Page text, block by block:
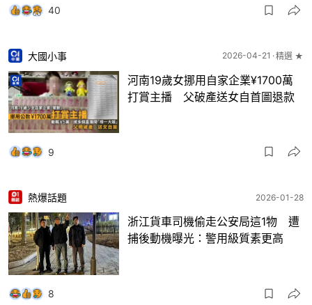
40
大國小事 2026-04-21 精選 ★
河南19歲女挪用自家企業¥1700萬
打賞主播 父破產送女自首圖退款
9
熱爆話題 2026-01-28
浙江貨車司機偷走公安局這1物 遭
捕後動機曝光：警用級質素更高
8